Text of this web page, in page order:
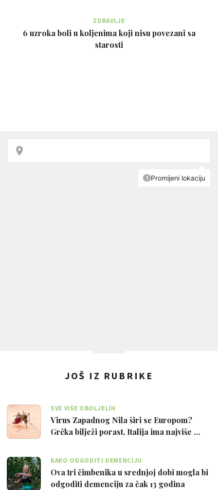
ZDRAVLJE
6 uzroka boli u koljenima koji nisu povezani sa
starosti
JOŠ IZ RUBRIKE
SVE VIŠE OBOLJELIH
Virus Zapadnog Nila širi se Europom?
Grčka bilježi porast, Italija ima najviše …
KAKO ODGODITI DEMENCIJU
Ova tri čimbenika u srednjoj dobi mogla bi
odgoditi demenciju za čak 13 godina